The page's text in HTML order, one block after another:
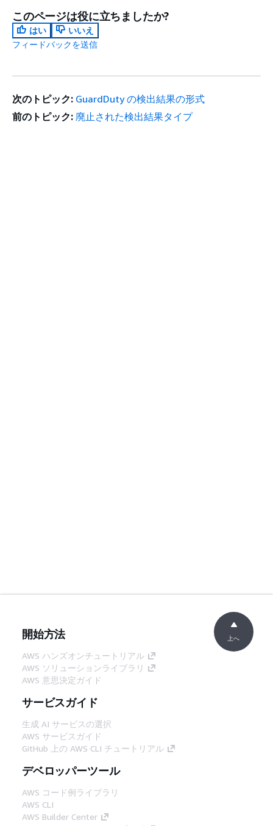
このページは役に立ちましたか?
はい
いいえ
フィードバックを送信
次のトピック: GuardDuty の検出結果の形式
前のトピック: 廃止された検出結果タイプ
開始方法
AWS ハンズオンチュートリアル
AWS ソリューションライブラリ
AWS 意思決定ガイド
サービスガイド
生成 AI サービスの選択
AWS サービスガイド
GitHub 上の AWS CLI チュートリアル
デベロッパーツール
AWS コード例ライブラリ
AWS CLI
AWS Builder Center
上へ